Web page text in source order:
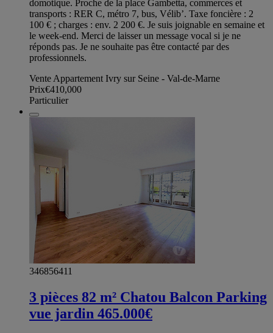
domotique. Proche de la place Gambetta, commerces et
transports : RER C, métro 7, bus, Vélib’. Taxe foncière : 2
100 € ; charges : env. 2 200 €. Je suis joignable en semaine et
le week-end. Merci de laisser un message vocal si je ne
réponds pas. Je ne souhaite pas être contacté par des
professionnels.
Vente Appartement Ivry sur Seine - Val-de-Marne
Prix€410,000
Particulier
346856411
3 pièces 82 m² Chatou Balcon Parking
vue jardin 465.000€